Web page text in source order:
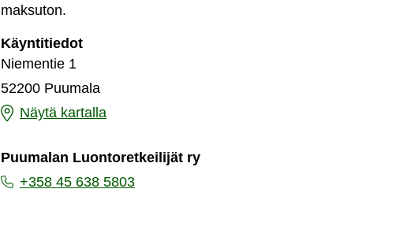
maksuton.
KäyntitiedotVeeran
Niementie 1
52200 Puumala
Näytä kartalla
Veeran
Puumalan Luontoretkeilijät ry
+358 45 638 5803